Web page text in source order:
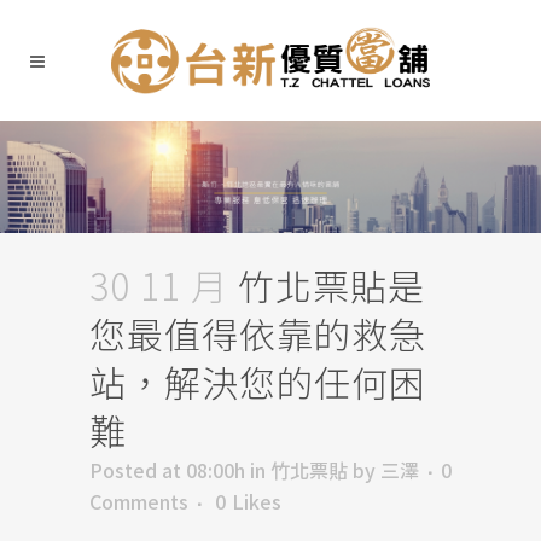
30 11 月 竹北票貼是
您最值得依靠的救急
站，解決您的任何困
難
Posted at 08:00h in 竹北票貼 by 三澤
0
Comments
0 Likes